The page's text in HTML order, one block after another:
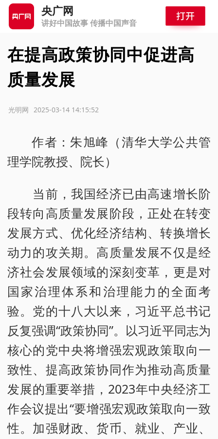
央广网
讲好中国故事 传播中国声音
在提高政策协同中促进高
质量发展
2025-03-14 14:15:52
光明网
作者：朱旭峰（清华大学公共管
理学院教授、院长）
当前，我国经济已由高速增长阶
段转向高质量发展阶段，正处在转变
发展方式、优化经济结构、转换增长
动力的攻关期。高质量发展不仅是经
济社会发展领域的深刻变革，更是对
国家治理体系和治理能力的全面考
验。党的十八大以来，习近平总书记
反复强调“政策协同”。以习近平同志为
核心的党中央将增强宏观政策取向一
致性、提高政策协同作为推动高质量
发展的重要举措，2023年中央经济工
作会议提出“要增强宏观政策取向一致
性。加强财政、货币、就业、产业、